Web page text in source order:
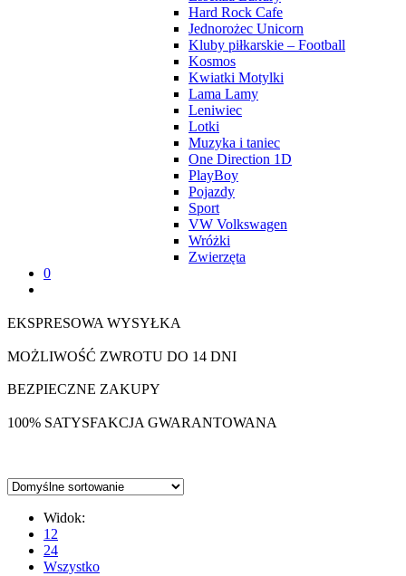
Hard Rock Cafe
Jednorożec Unicorn
Kluby piłkarskie – Football
Kosmos
Kwiatki Motylki
Lama Lamy
Leniwiec
Lotki
Muzyka i taniec
One Direction 1D
PlayBoy
Pojazdy
Sport
VW Volkswagen
Wróżki
Zwierzęta
0
EKSPRESOWA WYSYŁKA
MOŻLIWOŚĆ ZWROTU DO 14 DNI
BEZPIECZNE ZAKUPY
100% SATYSFAKCJA GWARANTOWANA
Widok:
12
24
Wszystko